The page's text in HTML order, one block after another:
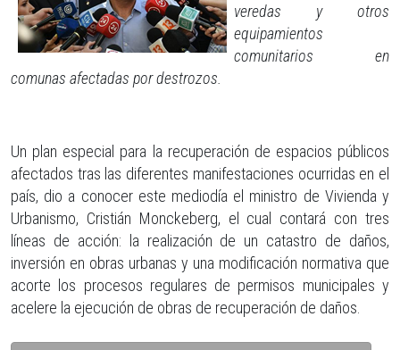
veredas y otros
equipamientos
comunitarios en
comunas afectadas por destrozos.
Un plan especial para la recuperación de espacios públicos
afectados tras las diferentes manifestaciones ocurridas en el
país, dio a conocer este mediodía el ministro de Vivienda y
Urbanismo, Cristián Monckeberg, el cual contará con tres
líneas de acción: la realización de un catastro de daños,
inversión en obras urbanas y una modificación normativa que
acorte los procesos regulares de permisos municipales y
acelere la ejecución de obras de recuperación de daños.